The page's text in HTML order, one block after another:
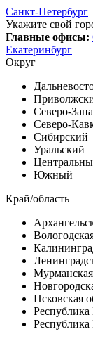
Санкт-Петербург
Укажите свой
Главные офисы:
Екатеринбург
Округ
Северо-
Северо-
Сибирский
Уральский
Южный
Край/область
Мурманская
Псковская
Республика